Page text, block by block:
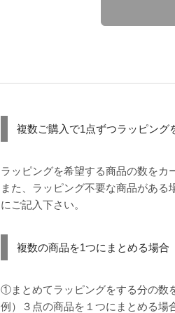
複数ご購入で1点ずつラッピング
ラッピングを希望する商品の数をカ
また、ラッピング不要な商品があ
にご記入下さい。
複数の商品を1つにまとめる場合
①まとめてラッピングをする分の数
例）３点の商品を１つにまとめる場